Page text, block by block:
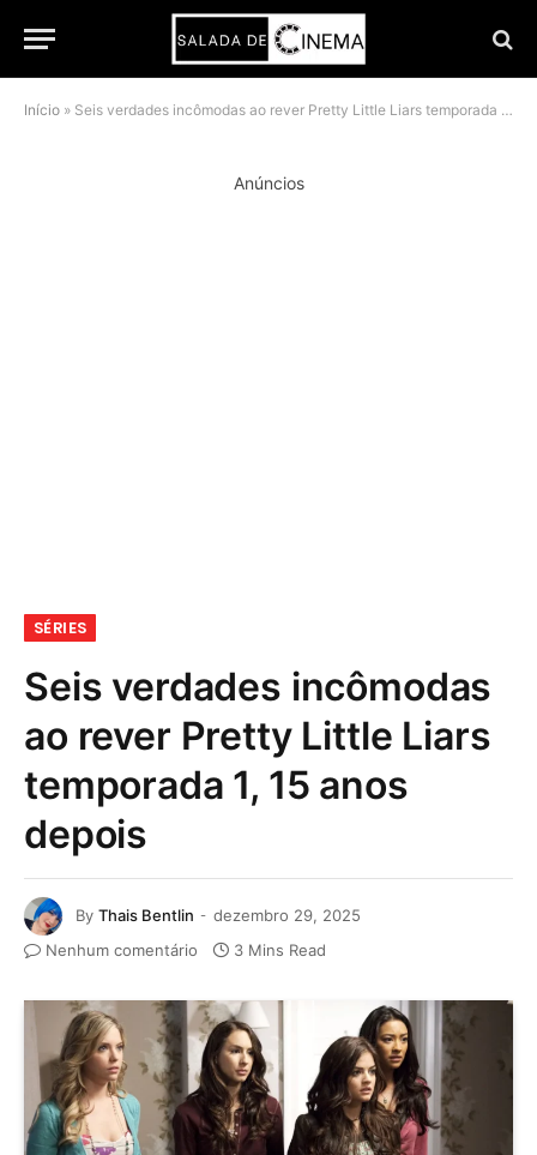
Início » Seis verdades incômodas ao rever Pretty Little Liars temporada 1, 15 anos depois
Anúncios
SÉRIES
Seis verdades incômodas
ao rever Pretty Little Liars
temporada 1, 15 anos
depois
By Thais Bentlin
dezembro 29, 2025
Nenhum comentário
3 Mins Read